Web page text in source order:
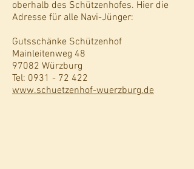
oberhalb des Schützenhofes. Hier die
Adresse für alle Navi-Jünger:
Gutsschänke Schützenhof
Mainleitenweg 48
97082 Würzburg
Tel: 0931 - 72 422
www.schuetzenhof-wuerzburg.de